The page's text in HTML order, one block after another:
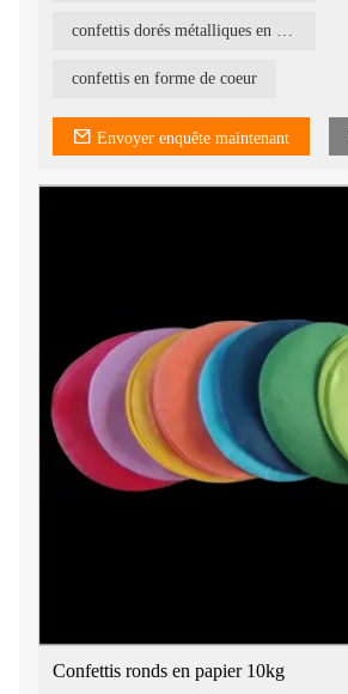
confettis dorés métalliques en forme de coeur
confettis en forme de coeur
Envoyer enquête maintenant
Confettis ronds en papier 10kg